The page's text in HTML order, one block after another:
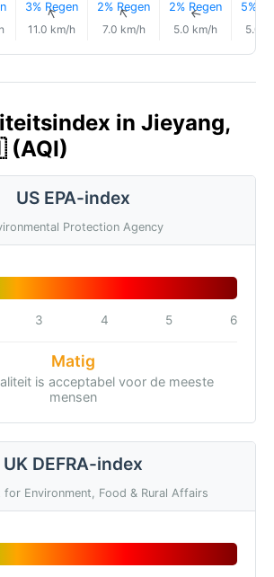
3% Regen
↑
11.0 km/h
2% Regen
↑
7.0 km/h
2% Regen
↑
5.0 km/h
5%
5.0
in Jieyang,
(AQI)
US EPA-index
Protection Agency
3 4 5 6
Matig
is acceptabel voor de meeste
mensen
UK DEFRA-index
for Environment, Food & Rural Affairs